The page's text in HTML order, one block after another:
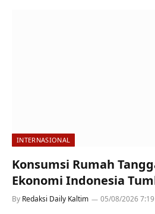
INTERNASIONAL
Konsumsi Rumah
Ekonomi Indonesia
By Redaksi Daily Kaltim 05/08/2026